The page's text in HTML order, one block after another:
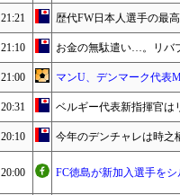
21:21 歴代FW日本人選手の最
21:10 お金の無駄遣い…。リバ
21:00 マンU、デンマーク代表
20:31 ベルギー代表新指揮官は
20:10 今年のデンチャレは時之
20:00 FC徳島が新加入選手を